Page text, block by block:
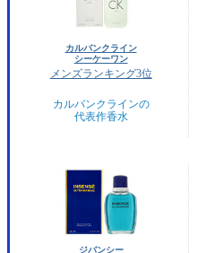
カルバンクライン
シーケーワン
メンズランキング3位
カルバンクラインの
代表作香水
ジバンシー